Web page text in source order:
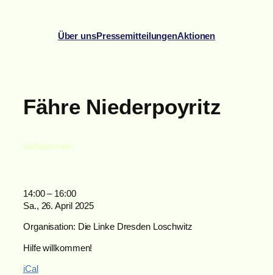
Über unsPressemitteilungenAktionen
Fähre Niederpoyritz
Verfasst vonin
Fähre
Niederpoyritz
14:00 – 16:00
Sa., 26. April 2025
Organisation: Die Linke Dresden Loschwitz
Hilfe willkommen!
iCal